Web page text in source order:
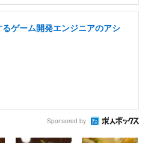
ゲーム開発エンジニアのアシ
Sponsored by